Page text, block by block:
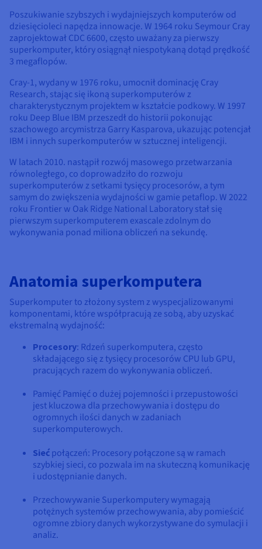
Poszukiwanie szybszych i wydajniejszych komputerów od
dziesięcioleci napędza innowacje. W 1964 roku Seymour Cray
zaprojektował CDC 6600, często uważany za pierwszy
superkomputer, który osiągnął niespotykaną dotąd prędkość
3 megaflopów.
Cray-1, wydany w 1976 roku, umocnił dominację Cray
Research, stając się ikoną superkomputerów z
charakterystycznym projektem w kształcie podkowy. W 1997
roku Deep Blue IBM przeszedł do historii pokonując
szachowego arcymistrza Garry Kasparova, ukazując potencjał
IBM i innych superkomputerów w sztucznej inteligencji.
W latach 2010. nastąpił rozwój masowego przetwarzania
równoległego, co doprowadziło do rozwoju
superkomputerów z setkami tysięcy procesorów, a tym
samym do zwiększenia wydajności w gamie petaflop. W 2022
roku Frontier w Oak Ridge National Laboratory stał się
pierwszym superkomputerem exascale zdolnym do
wykonywania ponad miliona obliczeń na sekundę.
Anatomia superkomputera
Superkomputer to złożony system z wyspecjalizowanymi
komponentami, które współpracują ze sobą, aby uzyskać
ekstremalną wydajność:
Procesory: Rdzeń superkomputera, często
składającego się z tysięcy procesorów CPU lub GPU,
pracujących razem do wykonywania obliczeń.
Pamięć Pamięć o dużej pojemności i przepustowości
jest kluczowa dla przechowywania i dostępu do
ogromnych ilości danych w zadaniach
superkomputerowych.
Sieć połączeń: Procesory połączone są w ramach
szybkiej sieci, co pozwala im na skuteczną komunikację
i udostępnianie danych.
Przechowywanie Superkomputery wymagają
potężnych systemów przechowywania, aby pomieścić
ogromne zbiory danych wykorzystywane do symulacji i
analiz.